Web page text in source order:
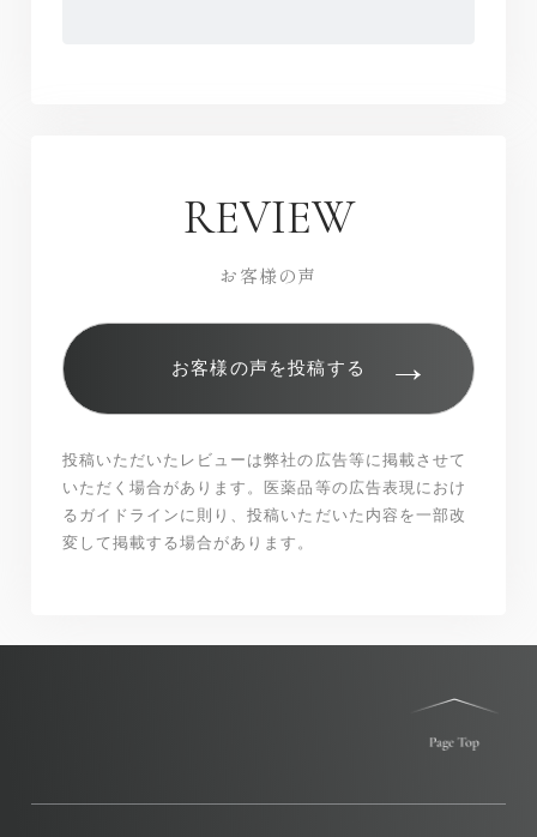
REVIEW
お客様の声
お客様の声を投稿する →
投稿いただいたレビューは弊社の広告等に掲載させて
いただく場合があります。医薬品等の広告表現におけ
るガイドラインに則り、投稿いただいた内容を一部改
変して掲載する場合があります。